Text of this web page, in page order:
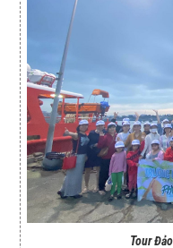
Tour